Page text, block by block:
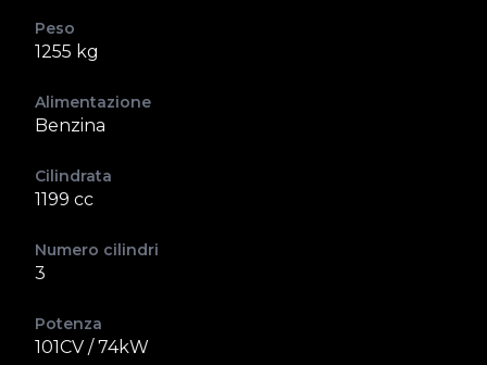
Peso
1255 kg
Alimentazione
Benzina
Cilindrata
1199 cc
Numero cilindri
3
Potenza
101CV / 74kW